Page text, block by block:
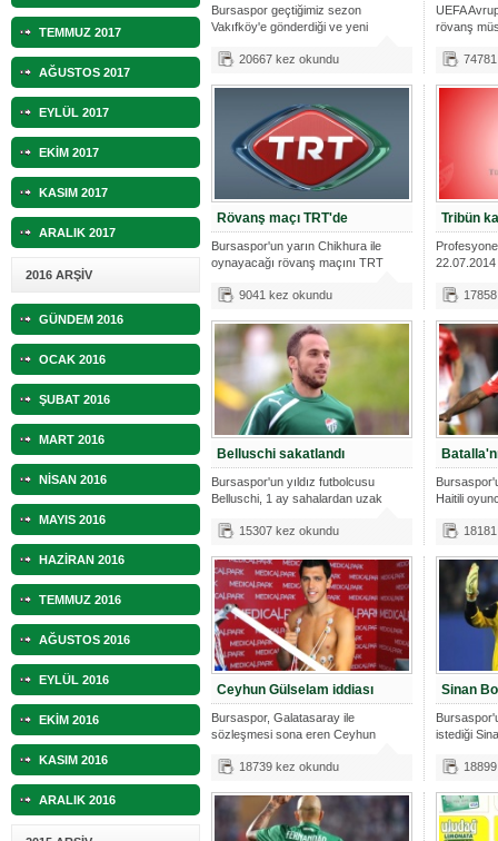
TEMMUZ 2017
AĞUSTOS 2017
EYLÜL 2017
EKİM 2017
KASIM 2017
ARALIK 2017
2016 ARŞİV
GÜNDEM 2016
OCAK 2016
ŞUBAT 2016
MART 2016
NİSAN 2016
MAYIS 2016
HAZİRAN 2016
TEMMUZ 2016
AĞUSTOS 2016
EYLÜL 2016
EKİM 2016
KASIM 2016
ARALIK 2016
Bursaspor geçtiğimiz sezon
Vakıfköy'e gönderdiği ve yeni
20667 kez okundu
UEFA
rövanş
Rövanş maçı TRT'de
Bursaspor'un yarın Chikhura ile
oynayacağı rövanş maçını TRT
9041 kez okundu
Tribün
22.07.2014
Belluschi sakatlandı
Bursaspor'un yıldız futbolcusu
Belluschi, 1 ay sahalardan uzak
15307 kez okundu
Haitili
Ceyhun Gülselam iddiası
Bursaspor, Galatasaray ile
sözleşmesi sona eren Ceyhun
18739 kez okundu
Sinan
istediği